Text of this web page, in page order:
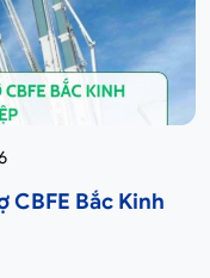
CBFE Bắc Kinh